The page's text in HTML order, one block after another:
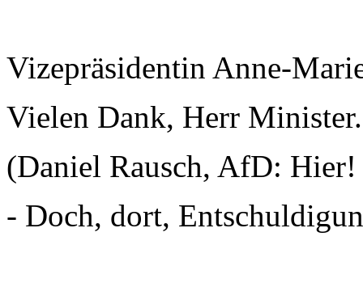
Vizepräsidentin Anne-
Vielen Dank, Herr
(Daniel Rausch, AfD:
- Doch, dort,